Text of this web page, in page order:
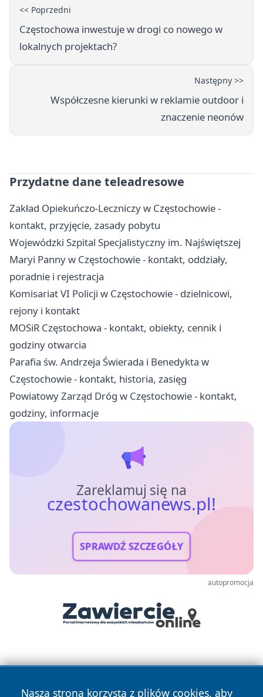
<< Poprzedni
Częstochowa inwestuje w drogi co nowego w
lokalnych projektach?
Następny >>
Współczesne kierunki w reklamie outdoor i
znaczenie neonów
Przydatne dane teleadresowe
Zakład Opiekuńczo-Leczniczy w Częstochowie -
kontakt, przyjęcie, zasady pobytu
Wojewódzki Szpital Specjalistyczny im. Najświętszej
Maryi Panny w Częstochowie - kontakt, oddziały,
poradnie i rejestracja
Komisariat VI Policji w Częstochowie - dzielnicowi,
rejony i kontakt
MOSiR Częstochowa - kontakt, obiekty, cennik i
godziny otwarcia
Parafia św. Andrzeja Świerada i Benedykta w
Częstochowie - kontakt, historia, zasięg
Powiatowy Zarząd Dróg w Częstochowie - kontakt,
godziny, informacje
Zareklamuj się na
czestochowanews.pl!
SPRAWDŹ SZCZEGÓŁY
autopromocja
Nasza strona korzysta z plików cookies, aby